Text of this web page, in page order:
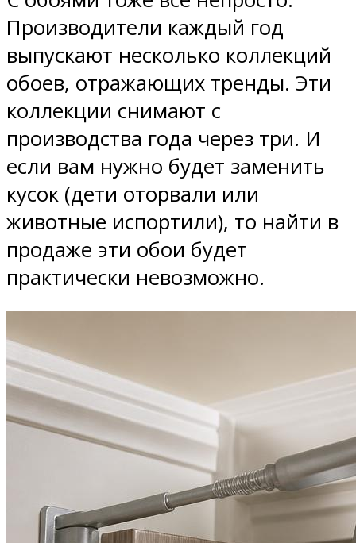
Производители каждый год
выпускают несколько коллекций
обоев, отражающих тренды. Эти
коллекции снимают с
производства года через три. И
если вам нужно будет заменить
кусок (дети оторвали или
животные испортили), то найти в
продаже эти обои будет
практически невозможно.